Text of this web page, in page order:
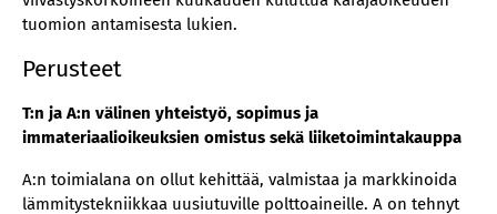
tuomion antamisesta lukien.
Perusteet
T:n ja A:n välinen yhteistyö, sopimus ja
immateriaalioikeuksien omistus sekä liiketoimintakauppa
A:n toimialana on ollut kehittää, valmistaa ja markkinoida
lämmitystekniikkaa uusiutuville polttoaineille. A on tehnyt